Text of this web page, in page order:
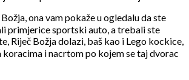
ona vam pokaže u ogledalu da ste
primjerice sportski auto, a trebali ste
Riječ Božja dolazi, baš kao i Lego kockice,
i nacrtom po kojem se taj dvorac